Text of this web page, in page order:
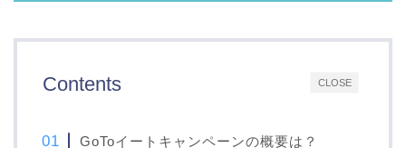
CLOSE
Contents
GoToイートキャンペーンの概要は？